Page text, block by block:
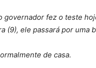
governador fez o teste
ele passará por uma
de casa.